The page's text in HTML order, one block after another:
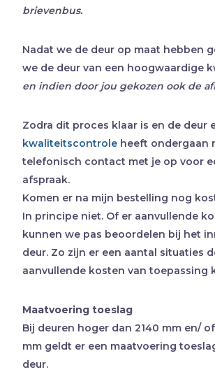
brievenbus.
Nadat we de deur op maat hebben
we de deur van een hoogwaardige
en indien door jou gekozen ook de
Zodra dit proces klaar is en de deur
kwaliteitscontrole heeft ondergaan
telefonisch contact met je op voor
afspraak.
Komen er na mijn bestelling nog
In principe niet. Of er aanvullende
kunnen we pas beoordelen bij het
deur. Zo zijn er een aantal situaties
aanvullende kosten van toepassing
Maatvoering toeslag
Bij deuren hoger dan 2140 mm en/
mm geldt er een maatvoering
deur.